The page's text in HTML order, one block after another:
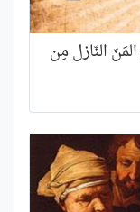
المَسِيح هو المَنّ النّازل مِن